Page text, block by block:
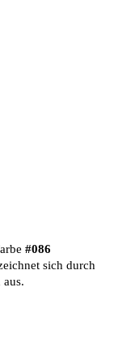
#086
sich durch